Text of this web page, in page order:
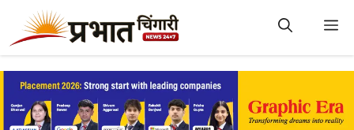
content